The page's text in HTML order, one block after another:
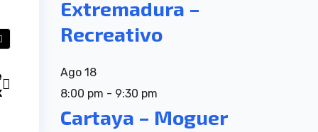
Extremadura –
Recreativo
Ago 18
8:00 pm - 9:30 pm
Cartaya – Moguer